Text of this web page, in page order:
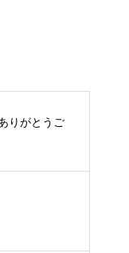
りがとうご